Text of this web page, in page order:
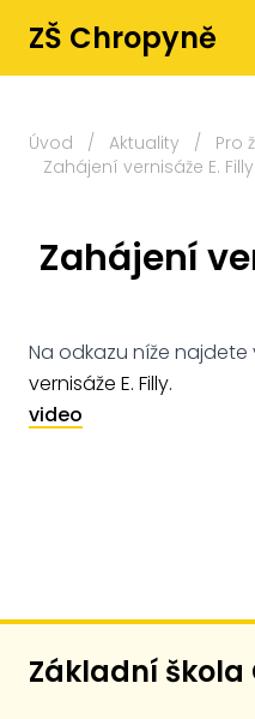
ZŠ Chropyně
Úvod / Aktuality / Pro
Zahájení vernisáže E. Filly
Zahájení
Na odkazu níže
vernisáže E. Filly.
video
Základní škola